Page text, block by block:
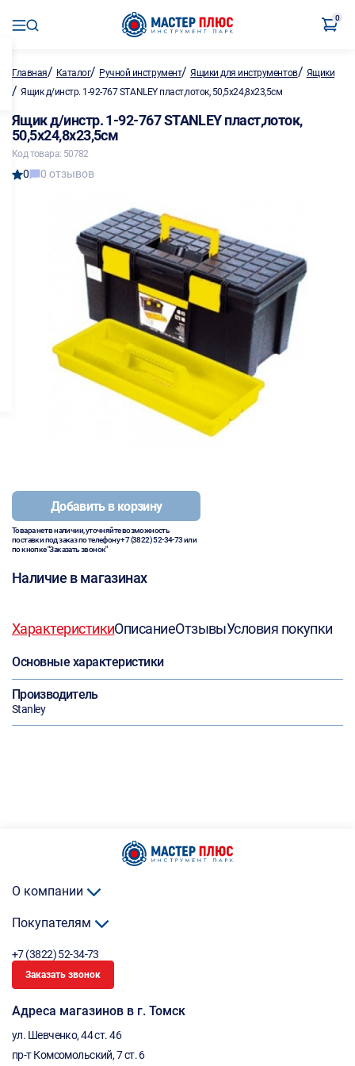
0
Главная/ Каталог/ Ручной инструмент/Ящики для инструментов/ Ящики
/ Ящик д/инстр. 1-92-767 STANLEY пласт,лоток, 50,5х24,8х23,5см
Ящик д/инстр. 1-92-767 STANLEY пласт,лоток,
50,5х24,8х23,5см
Код товара: 50782
0 0 отзывов
Добавить в корзину
Товара нет в наличии, уточняйте возможность
поставки под заказ по телефону+7 (3822) 52-34-73или
по кнопке "Заказать звонок"
Наличие в магазинах
ХарактеристикиОписаниеОтзывыУсловия покупки
Основные характеристики
Производитель
Stanley
О компании
Покупателям
+7 (3822) 52-34-73
Заказать звонок
Адреса магазинов в г. Томск
ул. Шевченко, 44 ст. 46
пр-т Комсомольский, 7 ст. 6